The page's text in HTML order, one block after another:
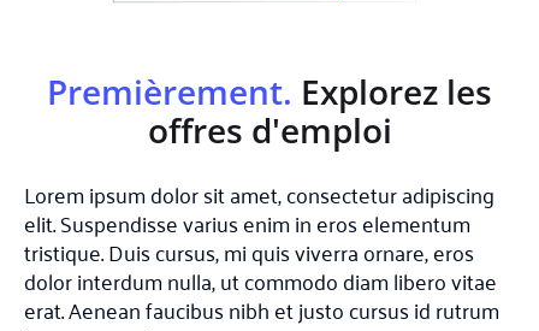
Premièrement. Explorez les
offres d'emploi
Lorem ipsum dolor sit amet, consectetur adipiscing
elit. Suspendisse varius enim in eros elementum
tristique. Duis cursus, mi quis viverra ornare, eros
dolor interdum nulla, ut commodo diam libero vitae
erat. Aenean faucibus nibh et justo cursus id rutrum